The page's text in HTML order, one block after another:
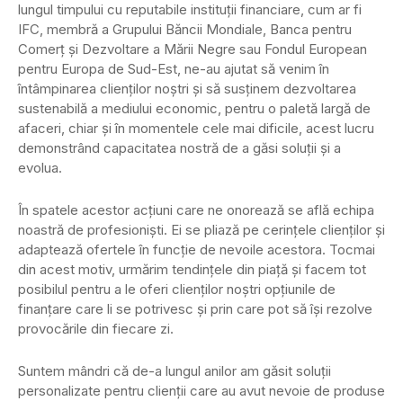
lungul timpului cu reputabile instituții financiare, cum ar fi
IFC, membră a Grupului Băncii Mondiale, Banca pentru
Comerț și Dezvoltare a Mării Negre sau Fondul European
pentru Europa de Sud-Est, ne-au ajutat să venim în
întâmpinarea clienților noștri și să susținem dezvoltarea
sustenabilă a mediului economic, pentru o paletă largă de
afaceri, chiar și în momentele cele mai dificile, acest lucru
demonstrând capacitatea nostră de a găsi soluții și a
evolua.
În spatele acestor acțiuni care ne onorează se află echipa
noastră de profesioniști. Ei se pliază pe cerințele clienților și
adaptează ofertele în funcție de nevoile acestora. Tocmai
din acest motiv, urmărim tendințele din piață și facem tot
posibilul pentru a le oferi clienților noștri opțiunile de
finanțare care li se potrivesc și prin care pot să își rezolve
provocările din fiecare zi.
Suntem mândri că de-a lungul anilor am găsit soluții
personalizate pentru clienții care au avut nevoie de produse